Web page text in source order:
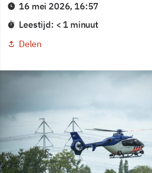
16 mei 2026, 16:57
Leestijd: < 1 minuut
Delen